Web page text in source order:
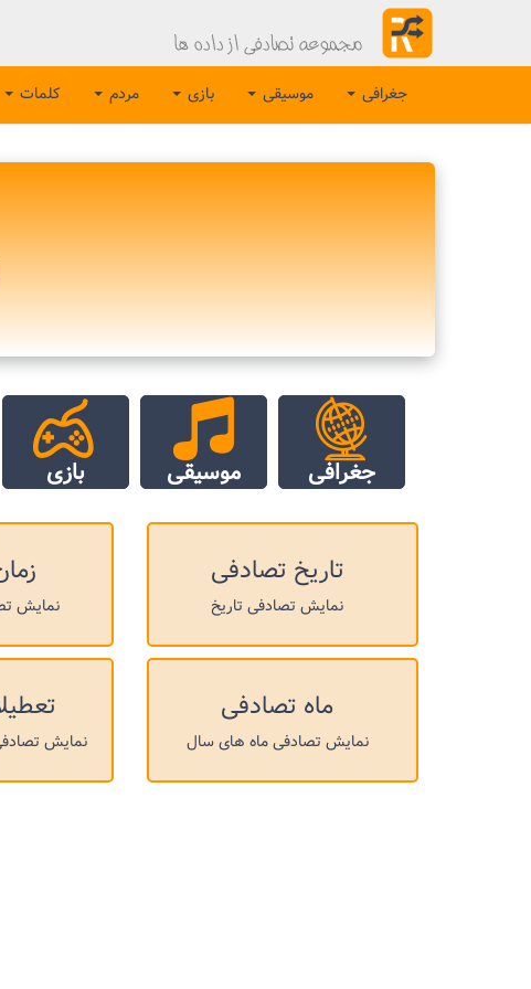
جغرافی موسیقی بازی مردم کلمات
جغرافی موسیقی بازی
تاریخ تصادفی
نمایش تصادفی تاریخ نمایش
ماه تصادفی
نمایش تصادفی ماه های سال نمایش